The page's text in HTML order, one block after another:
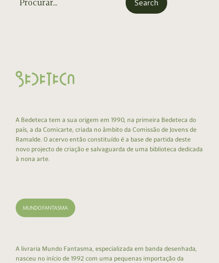
A Bedeteca tem a sua origem em 1990, na primeira Bedeteca do
país, a da Comicarte, criada no âmbito da Comissão de Jovens de
Ramalde. O acervo então constituído é a base de partida deste
novo projecto de criação e salvaguarda de uma biblioteca dedicada
à nona arte.
A livraria Mundo Fantasma, especializada em banda desenhada,
nasceu no início de 1992 com uma pequenas importação da